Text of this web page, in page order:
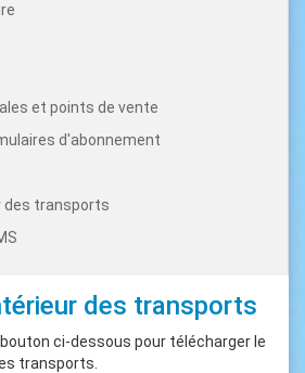
et points de vente
d'abonnement
des transports
des transports
ci-dessous pour télécharger le
transports.